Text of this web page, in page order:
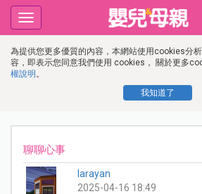
為提供您更多優質的內容，本網站使用cookies分
容，即表示您同意我們使用 cookies， 關於更多
權說明 。
我知道了
Toggle
navigation
聊聊心事
larayan
2025-04-16 18:49